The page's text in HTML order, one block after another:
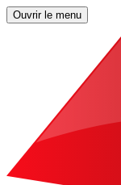
Ouvrir le menu